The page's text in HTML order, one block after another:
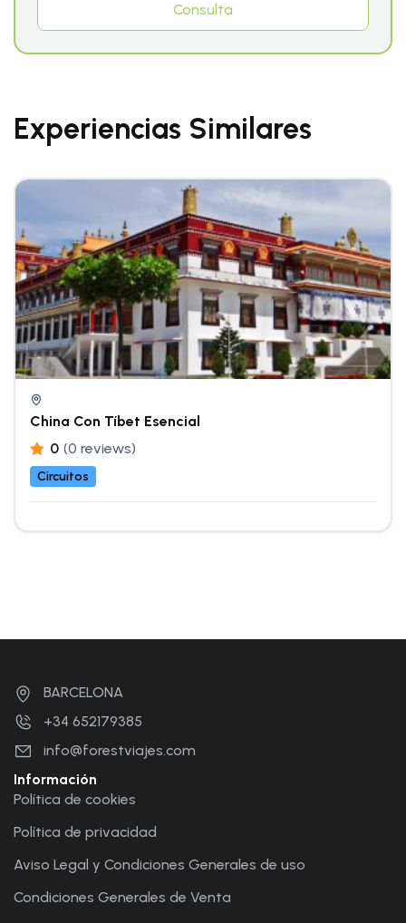
Consulta
Experiencias Similares
China Con Tíbet Esencial
0 (0 reviews)
Circuitos
BARCELONA
+34 652179385
info@forestviajes.com
Información
Política de cookies
Política de privacidad
Aviso Legal y Condiciones Generales de uso
Condiciones Generales de Venta